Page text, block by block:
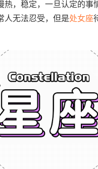
热，稳定，一旦认定的事
人无法忍受，但是处女座